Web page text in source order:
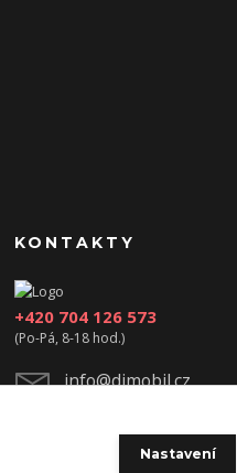
KONTAKTY
+420 704 126 573
(Po-Pá, 8-18 hod.)
info@djmobil.cz
Nastavení